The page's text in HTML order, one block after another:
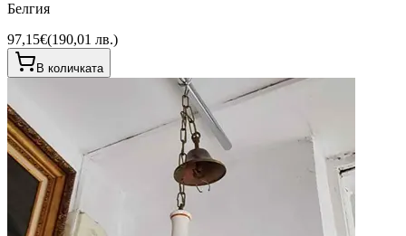
Белгия
97,15€(190,01 лв.)
В количката